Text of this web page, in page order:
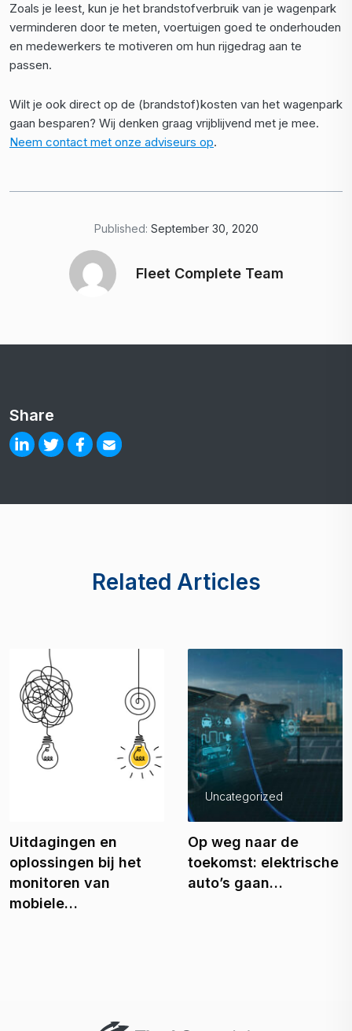
Zoals je leest, kun je het brandstofverbruik van je wagenpark
verminderen door te meten, voertuigen goed te onderhouden
en medewerkers te motiveren om hun rijgedrag aan te
passen.
Wilt je ook direct op de (brandstof)kosten van het wagenpark
gaan besparen? Wij denken graag vrijblijvend met je mee.
Neem contact met onze adviseurs op.
Fleet Complete Team
Published: September 30, 2020
Share
Related Articles
Uitdagingen en
oplossingen bij het
monitoren van
mobiele…
Uncategorized
Op weg naar de
toekomst: elektrische
auto’s gaan…